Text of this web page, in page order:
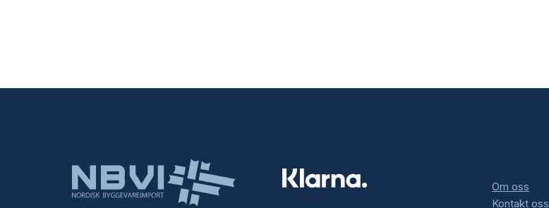
Om oss
Kontakt oss